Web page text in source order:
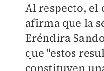
Al respecto, el
afirma que la
Eréndira
que "estos
constituyen